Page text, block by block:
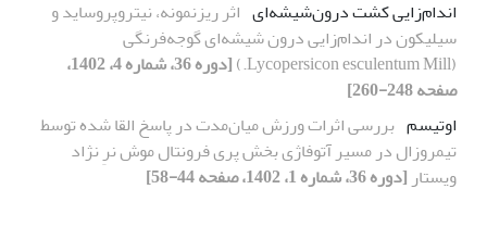
اندام‌زایی کشت درون‌شیشه‌ای اثر ریزنمونه، نیتروپروساید و
سیلیکون در اندام‌زایی درون شیشه‌ای گوجه‌فرنگی
(Lycopersicon esculentum Mill.)
[دوره 36، شماره 4، 1402،
صفحه 248-260]
اوتیسم بررسی اثرات ورزش میان‌مدت در پاسخ القا شده توسط
تیمروزال در مسیر آتوفاژی بخش پری فرونتال موش نرِ نژاد
ویستار [دوره 36، شماره 1، 1402، صفحه 44-58]